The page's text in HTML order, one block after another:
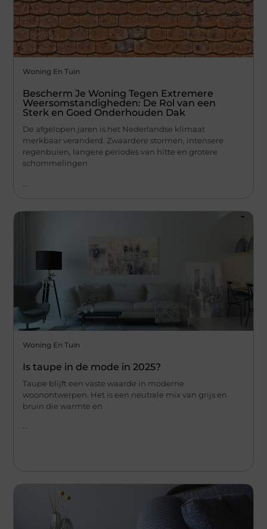
Woning En Tuin
Bescherm Je Woning Tegen Extremere
Weersomstandigheden: De Rol van een
Sterk en Goed Onderhouden Dak
De afgelopen jaren is het Nederlandse klimaat
merkbaar veranderd. Zwaardere stormen, intensere
regenbuien, langere periodes van hitte en grotere
schommelingen
Woning En Tuin
Is taupe in de mode in 2025?
Taupe blijft een vaste waarde in moderne
woonontwerpen. Het is een neutrale mix van grijs en
bruin die warmte en